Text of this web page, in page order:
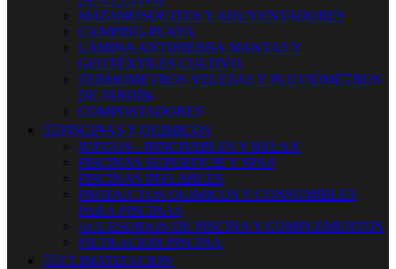
MATAMOSQUITOS Y AHUYENTADORES
CAMPING-PLAYA
LÁMINA ANTIHIERBA MANTAS Y
GEOTÉXTILES CULTIVO
TERMOMETROS VELETAS Y PLUVIÓMETROS
DE JARDÍN
COMPOSTADORES
 PISCINAS Y QUIMICOS
JUEGOS - HINCHABLES Y RELAX
PISCINAS SUPERFICIE Y SPAS
PISCINAS INFLABLES
PRODUCTOS QUIMICOS Y CONSUMIBLES
PARA PISCINAS
ACCESORIOS DE PISCINA Y COMPLEMENTOS
FILTRACION PISCINA
 CLIMATIZACION